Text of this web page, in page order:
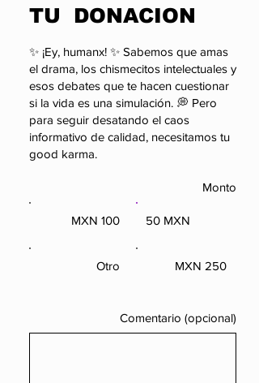
Roman Khimei y
Yarema Malashchuk
en el Museo Thyssen-
Bornemisza
TU DONACION
✨ ¡Ey, humanx! ✨ Sabemos que amas
el drama, los chismecitos intelectuales y
esos debates que te hacen cuestionar
si la vida es una simulación. 💭 Pero
para seguir desatando el caos
informativo de calidad, necesitamos tu
good karma.
Monto
50 MXN
100 MXN
250 MXN
Otro
Comentario (opcional)